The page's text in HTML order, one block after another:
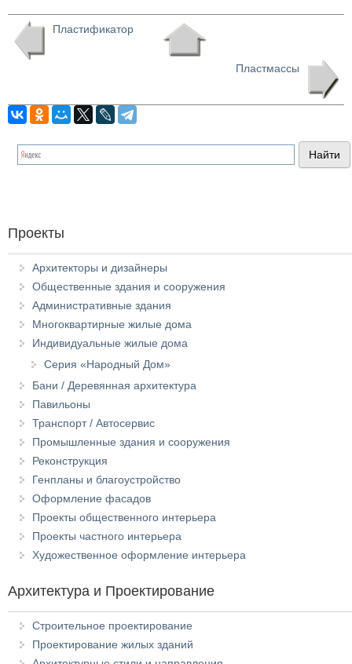
Пластификатор
Пластмассы
Проекты
Архитекторы и дизайнеры
Общественные здания и сооружения
Административные здания
Многоквартирные жилые дома
Индивидуальные жилые дома
Серия «Народный Дом»
Бани / Деревянная архитектура
Павильоны
Транспорт / Автосервис
Промышленные здания и сооружения
Реконструкция
Генпланы и благоустройство
Оформление фасадов
Проекты общественного интерьера
Проекты частного интерьера
Художественное оформление интерьера
Архитектура и Проектирование
Строительное проектирование
Проектирование жилых зданий